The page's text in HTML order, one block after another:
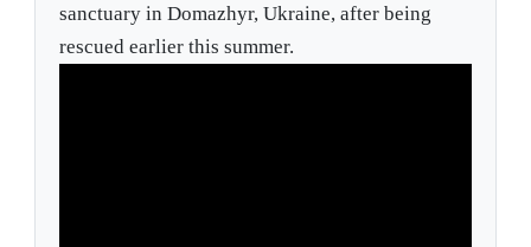
sanctuary in Domazhyr, Ukraine, after being
rescued earlier this summer.